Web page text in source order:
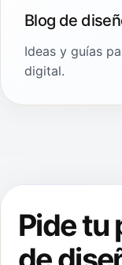
Blog de
Ideas y guías
digital.
Pide tu